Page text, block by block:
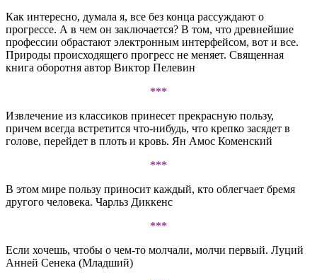
Как интересно, думала я, все без конца рассуждают о
прогрессе. А в чем он заключается? В том, что древнейшие
профессии обрастают электронным интерфейсом, вот и все.
Природы происходящего прогресс не меняет. Священная
книга оборотня автор Виктор Пелевин
***
Извлечение из классиков принесет прекрасную пользу,
причем всегда встретится что-нибудь, что крепко засядет в
голове, перейдет в плоть и кровь. Ян Амос Коменский
***
В этом мире пользу приносит каждый, кто облегчает бремя
другого человека. Чарльз Диккенс
***
Если хочешь, чтобы о чем-то молчали, молчи первый. Луций
Анней Сенека (Младший)